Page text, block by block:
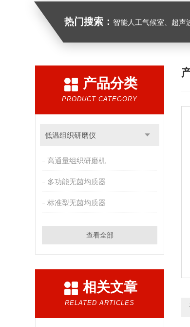
热门搜索： 智能人工气候室、超声
产品分类
PRODUCT CATEGORY
低温组织研磨仪
高通量组织研磨机
多功能无菌均质器
标准型无菌均质器
查看全部
相关文章
RELATED ARTICLES